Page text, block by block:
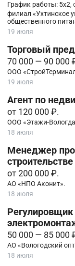
График работы: 5х2,
филиал «Ухтинское
общественного
19 июля
Торговый
70 000 — 90 000
ООО
19 июля
Агент по
от 120 000 ₽.
ООО «Этажи-
18 июля
Менеджер
строительстве
от 200 000 ₽.
АО «НПО Аконит».
18 июля
50 000 — 85 000
АО «Вологодский
18 июля